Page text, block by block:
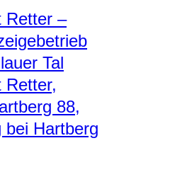
Retter –
Tal
Retter,
88,
bei Hartberg